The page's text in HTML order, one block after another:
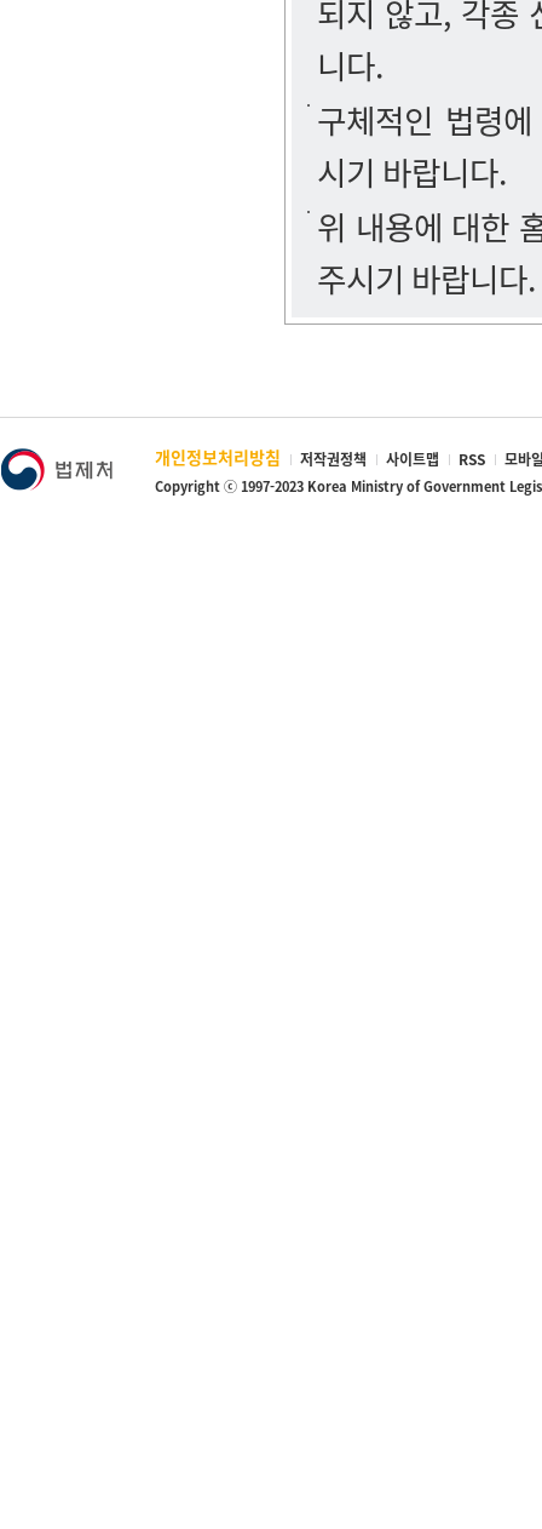
되지 않고, 각종
니다.
구체적인 법령
시기 바랍니다.
위 내용에 대한
주시기 바랍니다.
개인정보처리방침 저작권정책 사이트맵 RSS 모바
Copyright ⓒ 1997-2023 Korea Ministry of Government